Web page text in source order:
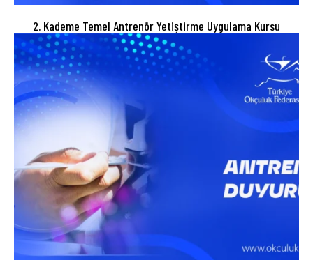
2. Kademe Temel Antrenör Yetiştirme Uygulama Kursu